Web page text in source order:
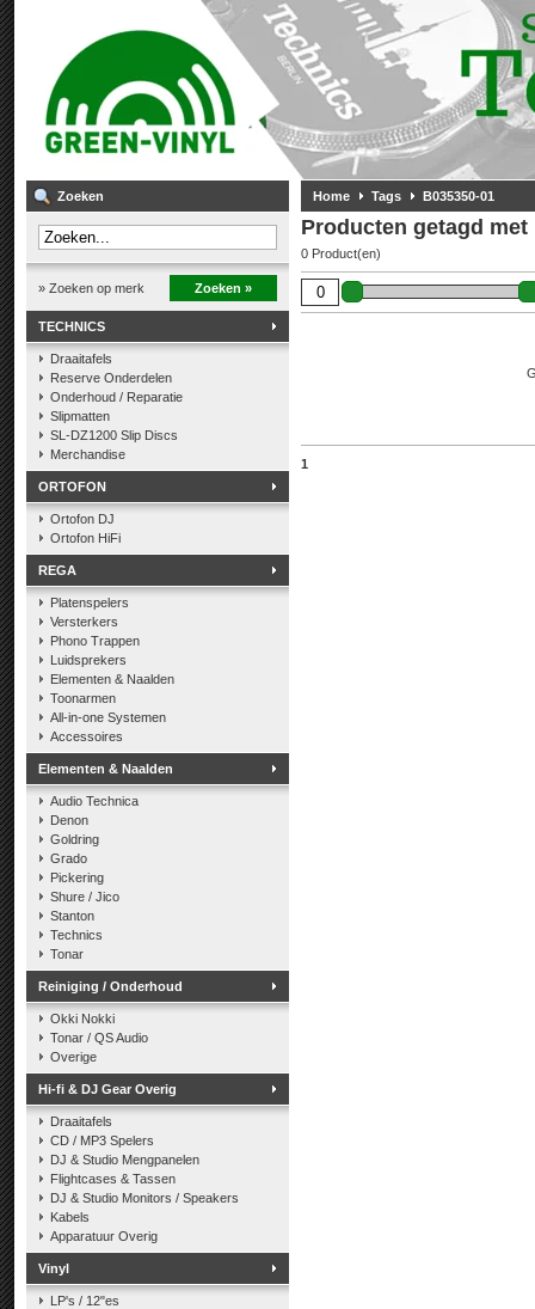
Zoeken
» Zoeken op merk Zoeken »
TECHNICS
Draaitafels
Reserve Onderdelen
Onderhoud / Reparatie
Slipmatten
SL-DZ1200 Slip Discs
Merchandise
ORTOFON
Ortofon DJ
Ortofon HiFi
REGA
Platenspelers
Versterkers
Phono Trappen
Luidsprekers
Elementen & Naalden
Toonarmen
All-in-one Systemen
Accessoires
Elementen & Naalden
Audio Technica
Denon
Goldring
Grado
Pickering
Shure / Jico
Stanton
Technics
Tonar
Reiniging / Onderhoud
Okki Nokki
Tonar / QS Audio
Overige
Hi-fi & DJ Gear Overig
Draaitafels
CD / MP3 Spelers
DJ & Studio Mengpanelen
Flightcases & Tassen
DJ & Studio Monitors / Speakers
Kabels
Apparatuur Overig
Vinyl
LP's / 12"es
Home Tags B035350-01
Producten getagd met
0 Product(en)
1